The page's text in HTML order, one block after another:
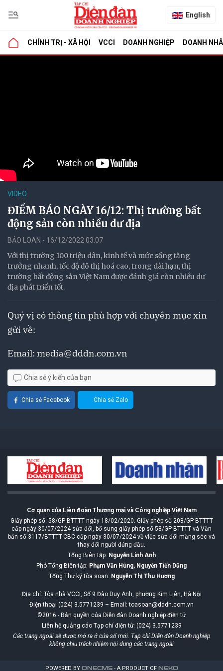
English
CHÍNH TRỊ - XÃ HỘI VCCI DOANH NGHIỆP DOANH
VIDEO
ĐIỂM BÁO NGÀY 16/12: Thị trường bất
động sản còn nhiều dư địa
BẢO LOAN - 16/12/2022 03:07
Với thị trường 100 triệu dân, kinh tế và mức sống tăng
trưởng nhanh, tốc độ đô thị hoá cao, trong dài hạn, thị
trường bất động sản Việt Nam được đánh giá còn nhiều dư
địa phát triển tốt.
Quý vị có thông tin phù hợp với chuyên mục xin
gửi về:
Email: media@dddn.com.vn
Chia sẻ ý kiến của bạn
Chia sẻ Facebook Chia sẻ Zalo
Cơ quan của Liên đoàn Thương mại và Công nghiệp Việt Nam
Giấy phép số: 58/GP-BTTTT ngày 18/02/2020. Giấy phép số 208/GP-BTTTT
cấp ngày 30/07/2024 sửa đổi, bổ sung giấy phép số 58/GP-BTTTT và Văn
bản số 3117/BTTTT-CBC cấp ngày 30/07/2024 về việc sửa đổi măng séc và
thay đổi người đứng đầu.
Tổng Biên tập: Nguyễn Linh Anh
Phó Tổng Biên tập: Phạm Văn Hùng, Nguyễn Tiến Dũng
Tổng Thư ký tòa soạn: Nguyễn Thị Thu Hương
Địa chỉ: Tòa nhà VCCI, Số 9 Đào Duy Anh, phường Kim Liên, Hà Nội
Điện thoại (024) 3.5771239 – Email: toasoan@dddn.com.vn
©2016 - Bản quyền của Diễn đàn Doanh nghiệp điện tử
Liên hệ quảng cáo Tạp chí điện tử: (024) 3.5771239
Các trang ngoài sẽ được mở ra ở cửa sổ mới. Tạp chí Diễn đàn Doanh nghiệp
không chịu trách nhiệm nội dung các trang ngoài
POWERED BY ONECMS- A PRODUCT OF NEKO